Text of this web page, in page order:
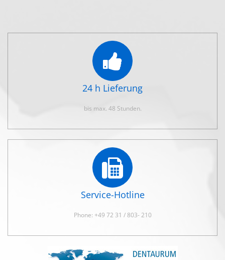
24 h Lieferung
bis max. 48 Stunden.
Service-Hotline
Phone: +49 72 31 / 803- 210